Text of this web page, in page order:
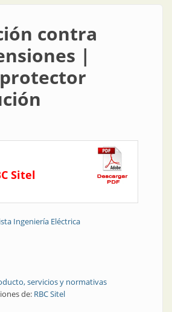
contra
|
Sitel
Ingeniería Eléctrica
servicios y normativas
de: RBC Sitel